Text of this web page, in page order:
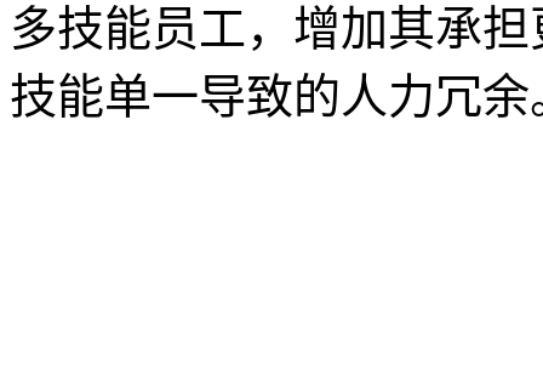
多技能员工，增加其承
技能单一导致的人力冗余